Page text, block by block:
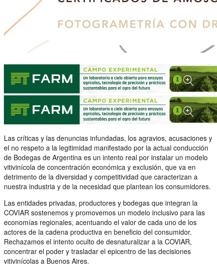
Las críticas y las denuncias infundadas, los agravios, acusaciones y
el no respeto a la legitimidad manifestado por la actual conducción
de Bodegas de Argentina es un intento real por instalar un modelo
vitivinícola de concentración económica y exclusión, que va en
detrimento de la diversidad y competitividad que caracterizan a
nuestra industria y de la necesidad que plantean los consumidores.
Las entidades privadas, productores y bodegas que integran la
COVIAR sostenemos y promovemos un modelo inclusivo para las
economías regionales, acentuando el valor de cada uno de los
actores de la cadena productiva en beneficio del consumidor.
Rechazamos el intento oculto de desnaturalizar a la COVIAR,
concentrar el poder y trasladar el epicentro de las decisiones
vitivinícolas a Buenos Aires.